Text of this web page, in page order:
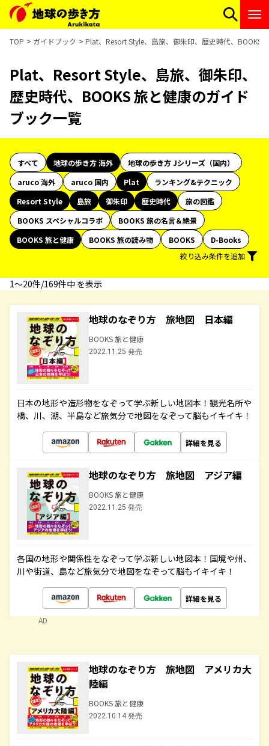
TOP ガイドブック Plat、Resort Style、島旅、御朱印、歴史時代、BOOKS
Plat、Resort Style、島旅、御朱印、
歴史時代、BOOKS 旅と健康のガイド
ブック一覧
すべて 地球の歩き方 海外
地球の歩き方 Jシリーズ（国内）
aruco 海外
aruco 国内 Plat
ランキング&テクニック
Resort Style
島旅 御朱印 歴史時代
旅の図鑑
BOOKS スペシャルコラボ
BOOKS 旅の名言＆絶景
BOOKS 旅と健康
BOOKS 旅の読み物 BOOKS
D-Books
絞り込み条件を追加
1〜20件/169件中 を表示
地球のなぞり方 旅地図 日本編
BOOKS 旅と健康
2022.11.25 発売
日本の地形や造形物をなぞって学ぶ新しい地図本！観光名所や
橋、川、湖、半島など旅気分で地図をなぞって脳もイキイキ！
詳細を見る
地球のなぞり方 旅地図 アジア編
BOOKS 旅と健康
2022.11.25 発売
各国の地形や関係性をなぞって学ぶ新しい地図本！国境や州、
川や街道、島など旅気分で地図をなぞって脳もイキイキ！
詳細を見る
AD
地球のなぞり方 旅地図 アメリカ大
陸編
BOOKS 旅と健康
2022.10.14 発売